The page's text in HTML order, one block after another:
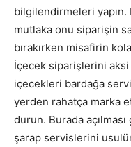
bilgilendirmeleri
mutlaka onu siparişin
bırakırken misafirin
İçecek siparişlerini aksi
içecekleri bardağa
yerden rahatça marka
durun. Burada
şarap servislerini